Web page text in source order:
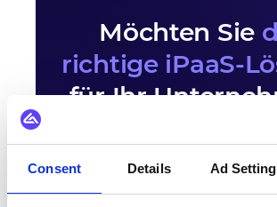
Consent Details Ad
Möchten Sie
richtige iPaaS-
für Ihr
Laden Sie unser Whitepaper
Checkliste zur iPaaS-